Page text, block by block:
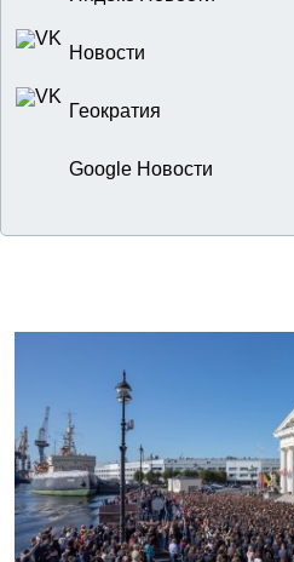
Новости
Геократия
Google Новости